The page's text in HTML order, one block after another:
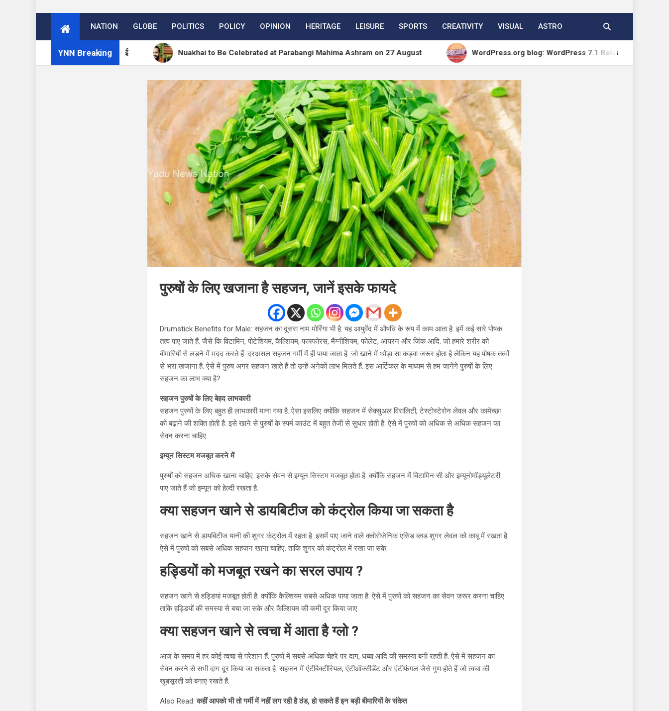
NATION GLOBE POLITICS POLICY OPINION HERITAGE LEISURE SPORTS CREATIVITY VISUAL ASTRO
YNN Breaking
अगस्त को मनेगा नुआखाई Nuakhai to Be Celebrated at Parabangi Mahima Ashram on 27 August WordPress.org blog: WordPress 7.1 Release Candidate 1
पुरुषों के लिए खजाना है सहजन, जानें इसके फायदे
Drumstick Benefits for Male: सहजन का दूसरा नाम मोरिंगा भी है. यह आयुर्वेद में औषधि के रूप में काम आता है. इमें कई सारे पोषक
तत्व पाए जाते हैं. जैसे कि विटामिन, पोटेशियम, कैल्शियम, फास्फोरस, मैग्नीशियम, फोलेट, आयरन और जिंक आदि. जो हमारे शरीर को
बीमारियों से लड़ने में मदद करते हैं. दरअसल सहजन गर्मी में ही पाया जाता है. जो खाने में थोड़ा सा कड़वा जरूर होता है लेकिन यह पोषक तत्वों
से भरा खजाना है. ऐसे में पुरुष अगर सहजन खाते हैं तो उन्हें अनेकों लाभ मिलते हैं. इस आर्टिकल के माध्यम से हम जानेंगे पुरुषों के लिए
सहजन का लाभ क्या है?
सहजन पुरुषों के लिए बेहद लाभकारी
सहजन पुरुषों के लिए बहुत ही लाभकारी माना गया है. ऐसा इसलिए क्योंकि सहजन में सेक्सुअल विरालिटी, टेस्टोस्टेरोन लेवल और कामेच्छा
को बढ़ाने की शक्ति होती है. इसे खाने से पुरुषों के स्‍पर्म काउंट में बहुत तेजी से सुधार होती है. ऐसे में पुरुषों को अधिक से अधिक सहजन का
सेवन करना चाहिए.
इम्यून सिस्टम मजबूत करने में
पुरुषों को सहजन अधिक खाना चाहिए. इसके सेवन से इम्यून सिस्टम मजबूत होता है. क्योंकि सहजन में विटामिन सी और इम्यूनोमॉड्यूलेटरी
पाए जाते हैं जो इम्यून को हेल्दी रखता है.
क्या सहजन खाने से डायबिटीज को कंट्रोल किया जा सकता है
सहजन खाने से डायबिटीज यानी की शुगर कंट्रोल में रहता है. इसमें पाए जाने वाले क्लोरोजेनिक एसिड ब्लड शुगर लेवल को काबू में रखता है.
ऐसे में पुरुषों को सबसे अधिक सहजन खाना चाहिए. ताकि शुगर को कंट्रोल में रखा जा सके.
हड्डियों को मजबूत रखने का सरल उपाय ?
सहजन खाने से हड्डियां मजबूत होती है. क्योंकि कैल्शियम सबसे अधिक पाया जाता है. ऐसे में पुरुषों को सहजन का सेवन जरूर करना चाहिए.
ताकि हड्डियों की समस्या से बचा जा सके और कैल्शियम की कमी दूर किया जाए.
क्या सहजन खाने से त्वचा में आता है ग्लो ?
आज के समय में हर कोई त्वचा से परेशान हैं. पुरुषों में सबसे अधिक चेहरे पर दाग, धब्बा आदि की समस्या बनी रहती है. ऐसे में सहजन का
सेवन करने से सभी दाग दूर किया जा सकता है. सहजन में एंटीबैक्टीरियल, एंटीऑक्सीडेंट और एंटीफंगल जैसे गुण होते हैं जो त्वचा की
खूबसूरती को बनाए रखते हैं.
Also Read:कहीं आपको भी तो गर्मी में नहीं लग रही है ठंड, हो सकते हैं इन बड़ी बीमारियों के संकेत